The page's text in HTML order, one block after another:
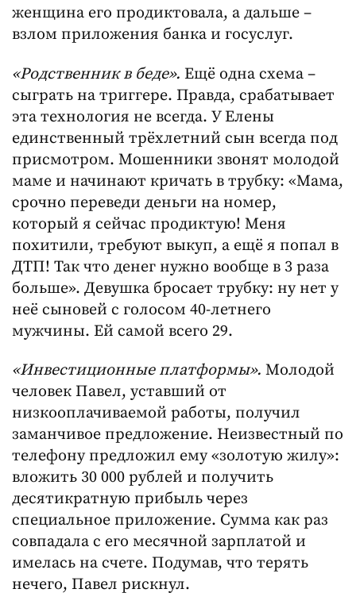
женщина его продиктовала, а дальше –
взлом приложения банка и госуслуг.
«Родственник в беде». Ещё одна схема –
сыграть на триггере. Правда, срабатывает
эта технология не всегда. У Елены
единственный трёхлетний сын всегда под
присмотром. Мошенники звонят молодой
маме и начинают кричать в трубку: «Мама,
срочно переведи деньги на номер,
который я сейчас продиктую! Меня
похитили, требуют выкуп, а ещё я попал в
ДТП! Так что денег нужно вообще в 3 раза
больше». Девушка бросает трубку: ну нет у
неё сыновей с голосом 40-летнего
мужчины. Ей самой всего 29.
«Инвестиционные платформы». Молодой
человек Павел, уставший от
низкооплачиваемой работы, получил
заманчивое предложение. Неизвестный по
телефону предложил ему «золотую жилу»:
вложить 30 000 рублей и получить
десятикратную прибыль через
специальное приложение. Сумма как раз
совпадала с его месячной зарплатой и
имелась на счете. Подумав, что терять
нечего, Павел рискнул.